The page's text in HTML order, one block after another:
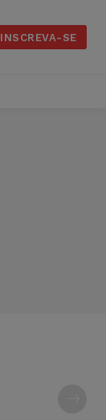
INSCREVA-SE